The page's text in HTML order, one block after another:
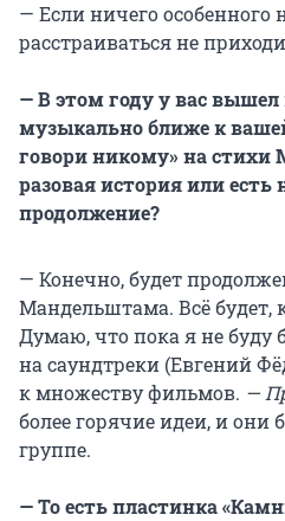
— Если ничего особенного
расстраиваться не
— В этом году у вас
музыкально ближе к
говори никому» на
разовая история или есть
продолжение?
— Конечно, будет
Мандельштама. Всё будет,
Думаю, что пока я не буду
на саундтреки (Евгений
к множеству фильмов. —
более горячие идеи, и они
группе.
— То есть пластинка